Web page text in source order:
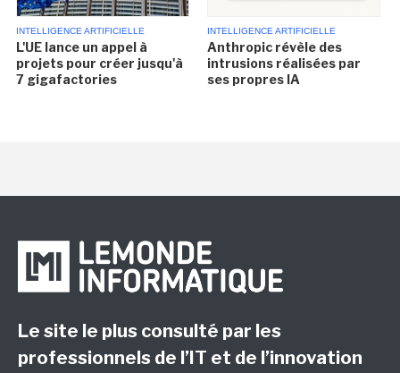
INTELLIGENCE ARTIFICIELLE
L'UE lance un appel à
projets pour créer jusqu'à
7 gigafactories
INTELLIGENCE ARTIFICIELLE
Anthropic révèle des
intrusions réalisées par
ses propres IA
Le site le plus consulté par les
professionnels de l’IT et de l’innovation